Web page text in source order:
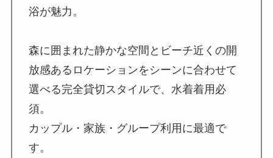
浴が魅力。
森に囲まれた静かな空間とビーチ近くの開
放感あるロケーションをシーンに合わせて
選べる完全貸切スタイルで、水着着用必
須。
カップル・家族・グループ利用に最適で
す。